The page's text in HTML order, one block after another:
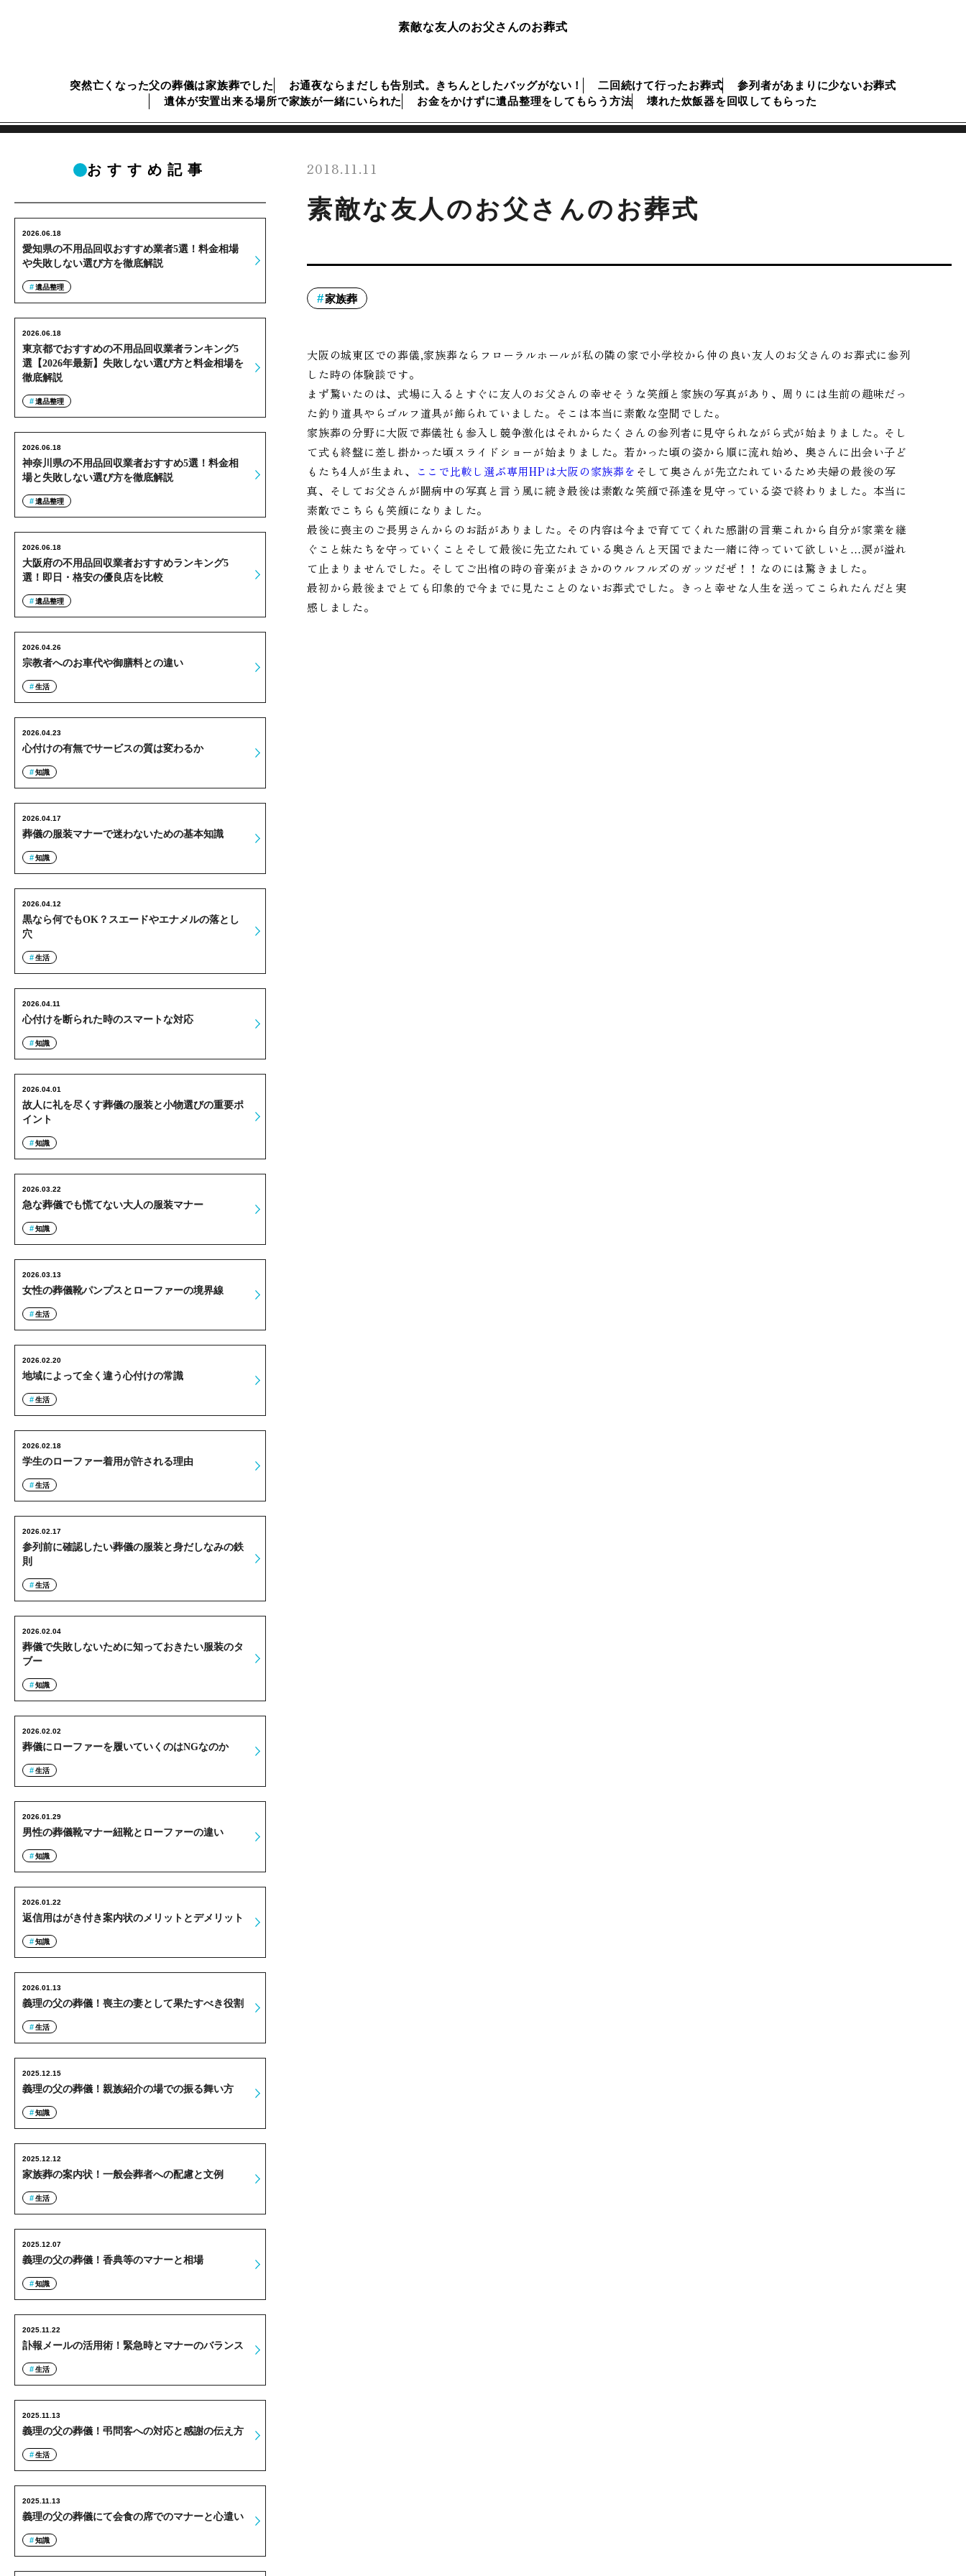
素敵な友人のお父さんのお葬式
突然亡くなった父の葬儀は家族葬でした お通夜ならまだしも告別式。きちんとしたバッグがない！ 二回続けて行ったお葬式
参列者があまりに少ないお葬式
遺体が安置出来る場所で家族が一緒にいられた
お金をかけずに遺品整理をしてもらう方法 壊れた炊飯器を回収してもらった
2018.11.11
素敵な友人のお父さんのお葬式
家族葬
大阪の城東区での葬儀,家族葬ならフローラルホールが私の隣の家で小学校から仲の良い友人のお父さんのお葬式に参列
した時の体験談です。
まず驚いたのは、式場に入るとすぐに友人のお父さんの幸せそうな笑顔と家族の写真があり、周りには生前の趣味だっ
た釣り道具やらゴルフ道具が飾られていました。そこは本当に素敵な空間でした。
家族葬の分野に大阪で葬儀社も参入し競争激化はそれからたくさんの参列者に見守られながら式が始まりました。そし
て式も終盤に差し掛かった頃スライドショーが始まりました。若かった頃の姿から順に流れ始め、奥さんに出会い子ど
もたち4人が生まれ、
ここで比較し選ぶ専用HPは大阪の家族葬を そして奥さんが先立たれているため夫婦の最後の写
真、そしてお父さんが闘病中の写真と言う風に続き最後は素敵な笑顔で孫達を見守っている姿で終わりました。本当に
素敵でこちらも笑顔になりました。
最後に喪主のご長男さんからのお話がありました。その内容は今まで育ててくれた感謝の言葉これから自分が家業を継
ぐこと妹たちを守っていくことそして最後に先立たれている奥さんと天国でまた一緒に待っていて欲しいと…涙が溢れ
て止まりませんでした。そしてご出棺の時の音楽がまさかのウルフルズのガッツだぜ！！なのには驚きました。
最初から最後までとても印象的で今までに見たことのないお葬式でした。きっと幸せな人生を送ってこられたんだと実
感しました。
おすすめ記事
愛知県の不用品回収おすすめ業者5選！料金相場
や失敗しない選び方を徹底解説
2026.06.18
遺品整理
東京都でおすすめの不用品回収業者ランキング5
選【2026年最新】失敗しない選び方と料金相場を
徹底解説
2026.06.18
遺品整理
神奈川県の不用品回収業者おすすめ5選！料金相
場と失敗しない選び方を徹底解説
2026.06.18
遺品整理
大阪府の不用品回収業者おすすめランキング5
選！即日・格安の優良店を比較
2026.06.18
遺品整理
宗教者へのお車代や御膳料との違い
2026.04.26
生活
心付けの有無でサービスの質は変わるか
2026.04.23
知識
葬儀の服装マナーで迷わないための基本知識
2026.04.17
知識
黒なら何でもOK？スエードやエナメルの落とし
穴
2026.04.12
生活
心付けを断られた時のスマートな対応
2026.04.11
知識
故人に礼を尽くす葬儀の服装と小物選びの重要ポ
イント
2026.04.01
知識
急な葬儀でも慌てない大人の服装マナー
2026.03.22
知識
女性の葬儀靴パンプスとローファーの境界線
2026.03.13
生活
地域によって全く違う心付けの常識
2026.02.20
生活
学生のローファー着用が許される理由
2026.02.18
生活
参列前に確認したい葬儀の服装と身だしなみの鉄
則
2026.02.17
生活
葬儀で失敗しないために知っておきたい服装のタ
ブー
2026.02.04
知識
葬儀にローファーを履いていくのはNGなのか
2026.02.02
生活
男性の葬儀靴マナー紐靴とローファーの違い
2026.01.29
知識
返信用はがき付き案内状のメリットとデメリット
2026.01.22
知識
義理の父の葬儀！喪主の妻として果たすべき役割
2026.01.13
生活
義理の父の葬儀！親族紹介の場での振る舞い方
2025.12.15
知識
家族葬の案内状！一般会葬者への配慮と文例
2025.12.12
生活
義理の父の葬儀！香典等のマナーと相場
2025.12.07
知識
訃報メールの活用術！緊急時とマナーのバランス
2025.11.22
生活
義理の父の葬儀！弔問客への対応と感謝の伝え方
2025.11.13
生活
義理の父の葬儀にて会食の席でのマナーと心遣い
2025.11.13
知識